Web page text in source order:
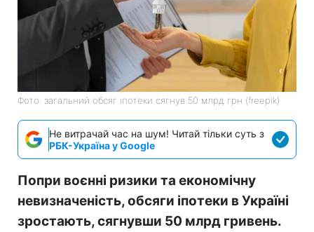
Фото: загальний обсяг іпотеки сягнув 50 млрд грн (freepik)
Не витрачай час на шум! Читай тільки суть з
РБК-Україна у Google
Попри воєнні ризики та економічну
невизначеність, обсяги іпотеки в Україні
зростають, сягнувши 50 млрд гривень.